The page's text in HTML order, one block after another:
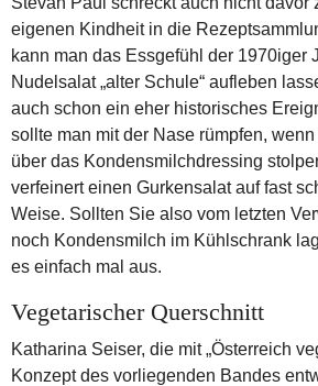
eigenen Kindheit in die
kann man das Essgefühl der 1970iger
Nudelsalat „alter Schule“ aufleben
auch schon ein eher historisches
sollte man mit der Nase rümpfen,
über das Kondensmilchdressing
verfeinert einen Gurkensalat auf fast
Weise. Sollten Sie also vom letzten
noch Kondensmilch im Kühlschrank
es einfach mal aus.
Vegetarischer Querschnitt
Katharina Seiser, die mit „Österreich
Konzept des vorliegenden Bandes